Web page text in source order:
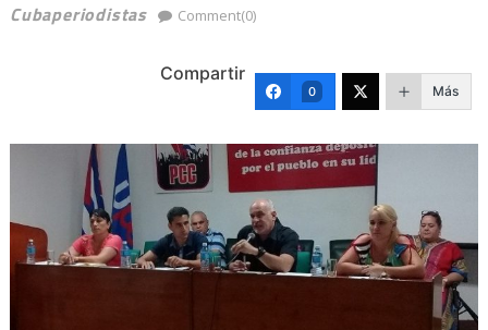
Cubaperiodistas
Comment(0)
Compartir
0 Más